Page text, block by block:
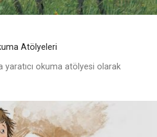
Atölyeleri
yaratıcı okuma atölyesi olarak